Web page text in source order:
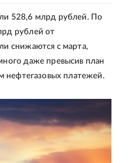
528,6 млрд рублей. По
рублей от
снижаются с марта,
даже превысив план
нефтегазовых платежей.